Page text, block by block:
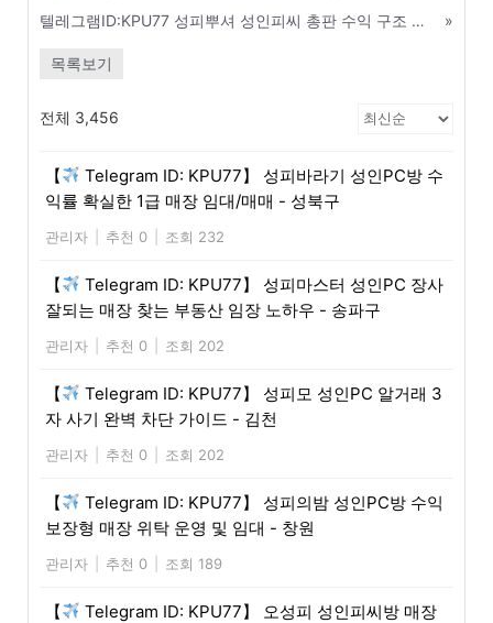
텔레그램ID:KPU77 성피뿌셔 성인피씨 총판 수익 구조 및 정산 시스템 완벽 이해 - 익산
»
목록보기
전체 3,456
【
Telegram ID: KPU77】 성피바라기 성인PC방 수
익률 확실한 1급 매장 임대/매매 - 성북구
관리자 추천 0 조회 232
【
Telegram ID: KPU77】 성피마스터 성인PC 장사
잘되는 매장 찾는 부동산 임장 노하우 - 송파구
관리자 추천 0 조회 202
【
Telegram ID: KPU77】 성피모 성인PC 알거래 3
자 사기 완벽 차단 가이드 - 김천
관리자 추천 0 조회 202
【
Telegram ID: KPU77】 성피의밤 성인PC방 수익
보장형 매장 위탁 운영 및 임대 - 창원
관리자 추천 0 조회 189
【
Telegram ID: KPU77】 오성피 성인피씨방 매장